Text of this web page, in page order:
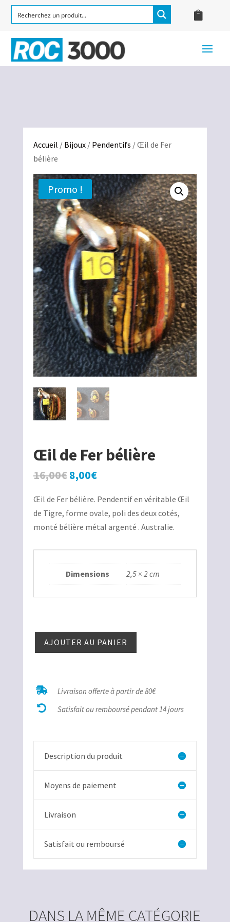
Accueil / Bijoux/ Pendentifs / Œil de Fer
bélière
Promo !
Œil de Fer bélière
16,00€Le
initial
était :
16,00€.
8,00€Le
actuel
est :
8,00€.
Œil de Fer bélière. Pendentif en véritable Œil
de Tigre, forme ovale, poli des deux cotés,
monté bélière métal argenté . Australie.
Dimensions 2,5 × 2 cm
quantité
Fer
bélière
AJOUTER AU PANIER
 Livraison offerte à partir de 80€
 Satisfait ou remboursé pendant 14 jours
Description du produit
Moyens de paiement
Livraison
Satisfait ou remboursé
DANS LA MÊME CATÉGORIE